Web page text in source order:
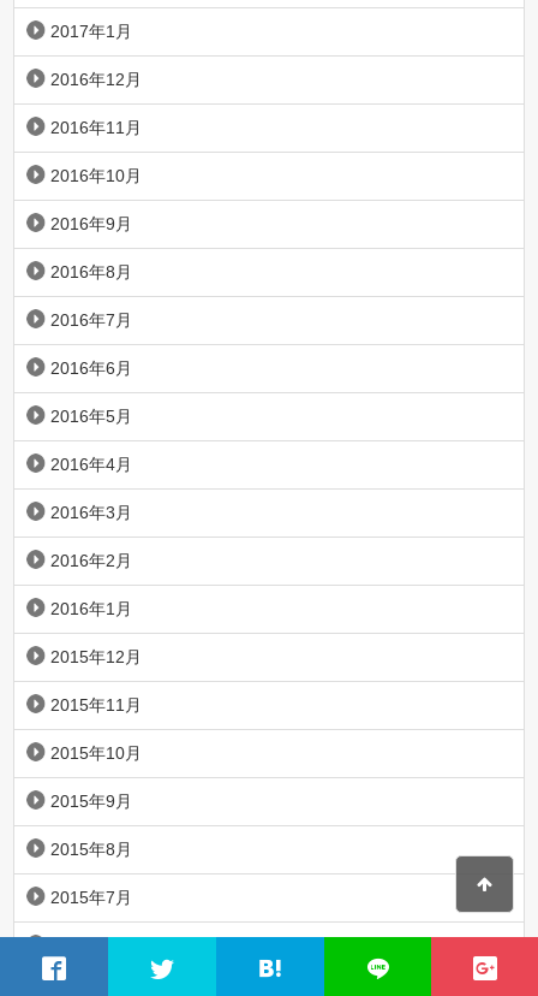
2017年1月
2016年12月
2016年11月
2016年10月
2016年9月
2016年8月
2016年7月
2016年6月
2016年5月
2016年4月
2016年3月
2016年2月
2016年1月
2015年12月
2015年11月
2015年10月
2015年9月
2015年8月
2015年7月